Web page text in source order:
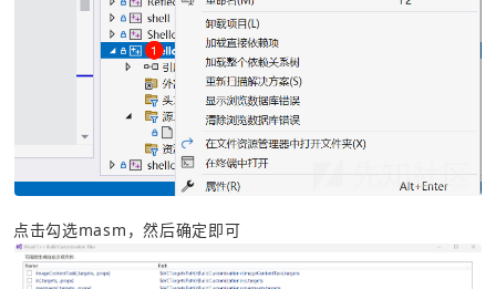
点击勾选masm，然后确定即可